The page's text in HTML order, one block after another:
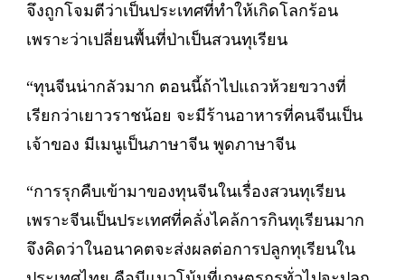
จึงถูกโจมตีว่าเป็นประเทศที่ทำให้เกิดโลกร้อน
เพราะว่าเปลี่ยนพื้นที่ป่าเป็นสวนทุเรียน
“ทุนจีนน่ากลัวมาก ตอนนี้ถ้าไปแถวห้วยขวางที่
เรียกว่าเยาวราชน้อย จะมีร้านอาหารที่คนจีนเป็น
เจ้าของ มีเมนูเป็นภาษาจีน พูดภาษาจีน
“การรุกคืบเข้ามาของทุนจีนในเรื่องสวนทุเรียน
เพราะจีนเป็นประเทศที่คลั่งไคล้การกินทุเรียนมาก
จึงคิดว่าในอนาคตจะส่งผลต่อการปลูกทุเรียนใน